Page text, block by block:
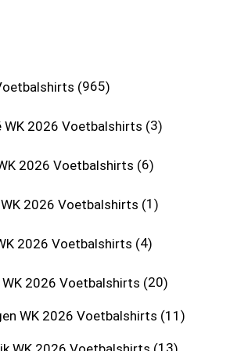
965
WK 2026 Voetbalshirts 3
2026 Voetbalshirts 6
2026 Voetbalshirts 1
2026 Voetbalshirts 4
WK 2026 Voetbalshirts 20
WK 2026 Voetbalshirts 11